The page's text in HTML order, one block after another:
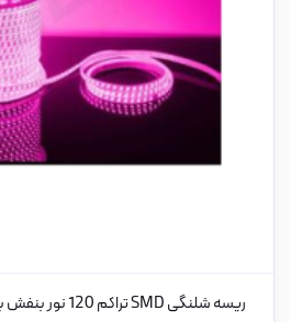
ریسه شلنگی SMD تراکم 120 نور بنفش برند ویسنا